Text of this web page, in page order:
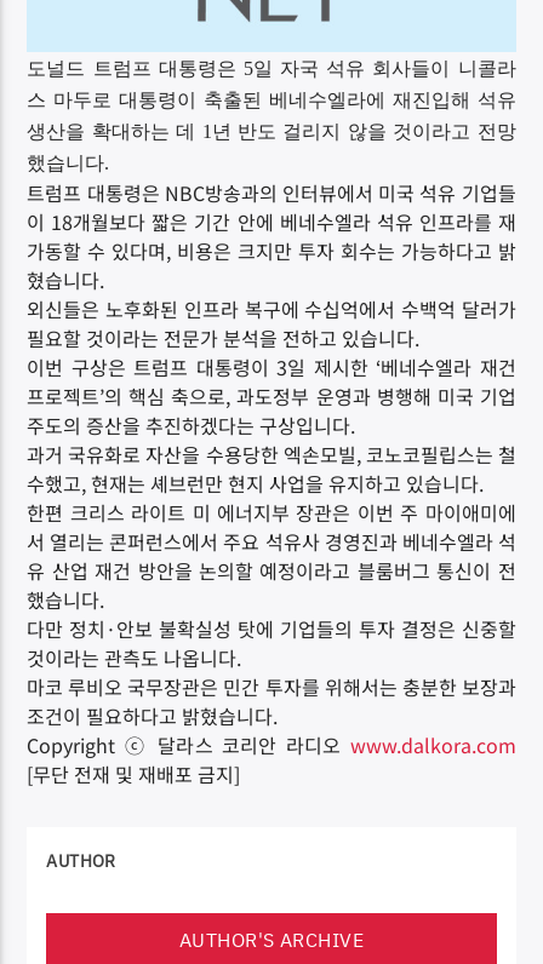
도널드 트럼프 대통령은 5일 자국 석유 회사들이 니콜라
스 마두로 대통령이 축출된 베네수엘라에 재진입해 석유
생산을 확대하는 데 1년 반도 걸리지 않을 것이라고 전망
했습니다.
트럼프 대통령은 NBC방송과의 인터뷰에서 미국 석유 기업들
이 18개월보다 짧은 기간 안에 베네수엘라 석유 인프라를 재
가동할 수 있다며, 비용은 크지만 투자 회수는 가능하다고 밝
혔습니다.
외신들은 노후화된 인프라 복구에 수십억에서 수백억 달러가
필요할 것이라는 전문가 분석을 전하고 있습니다.
이번 구상은 트럼프 대통령이 3일 제시한 ‘베네수엘라 재건
프로젝트’의 핵심 축으로, 과도정부 운영과 병행해 미국 기업
주도의 증산을 추진하겠다는 구상입니다.
과거 국유화로 자산을 수용당한 엑손모빌, 코노코필립스는 철
수했고, 현재는 셰브런만 현지 사업을 유지하고 있습니다.
한편 크리스 라이트 미 에너지부 장관은 이번 주 마이애미에
서 열리는 콘퍼런스에서 주요 석유사 경영진과 베네수엘라 석
유 산업 재건 방안을 논의할 예정이라고 블룸버그 통신이 전
했습니다.
다만 정치·안보 불확실성 탓에 기업들의 투자 결정은 신중할
것이라는 관측도 나옵니다.
마코 루비오 국무장관은 민간 투자를 위해서는 충분한 보장과
조건이 필요하다고 밝혔습니다.
Copyright ⓒ 달라스 코리안 라디오 www.dalkora.com
[무단 전재 및 재배포 금지]
AUTHOR
AUTHOR'S ARCHIVE